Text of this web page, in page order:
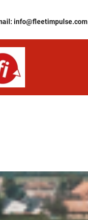
info@fleetimpulse.com